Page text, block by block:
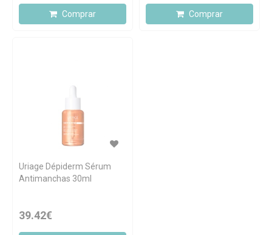
Comprar Comprar
Uriage Dépiderm Sérum
Antimanchas 30ml
39.42€